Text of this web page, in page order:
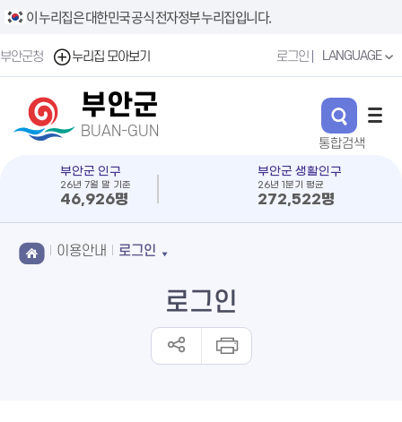
이 누리집은 대한민국 공식 전자정부 누리집입니다.
부안군청 누리집 모아보기 로그인 LANGUAGE
부안군
BUAN-GUN
부안군 인구
26년 7월 말 기준
46,926명
부안군 생활인구
26년 1분기 평균
272,522명
이용안내 로그인
로그인